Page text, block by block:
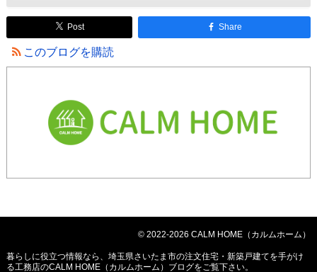
Post Share
このブログを購読
© 2022-2026 CALM HOME（カルムホーム）
暮らしに役立つ情報なら、 埼玉県さいたま市の注文住宅・新築戸建てを手がけ
る工務店のCALM HOME（カルムホーム）ブログをご覧下さい。